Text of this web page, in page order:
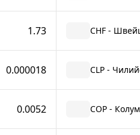
1.73 CHF -
0.000018 CLP -
0.0052 COP -